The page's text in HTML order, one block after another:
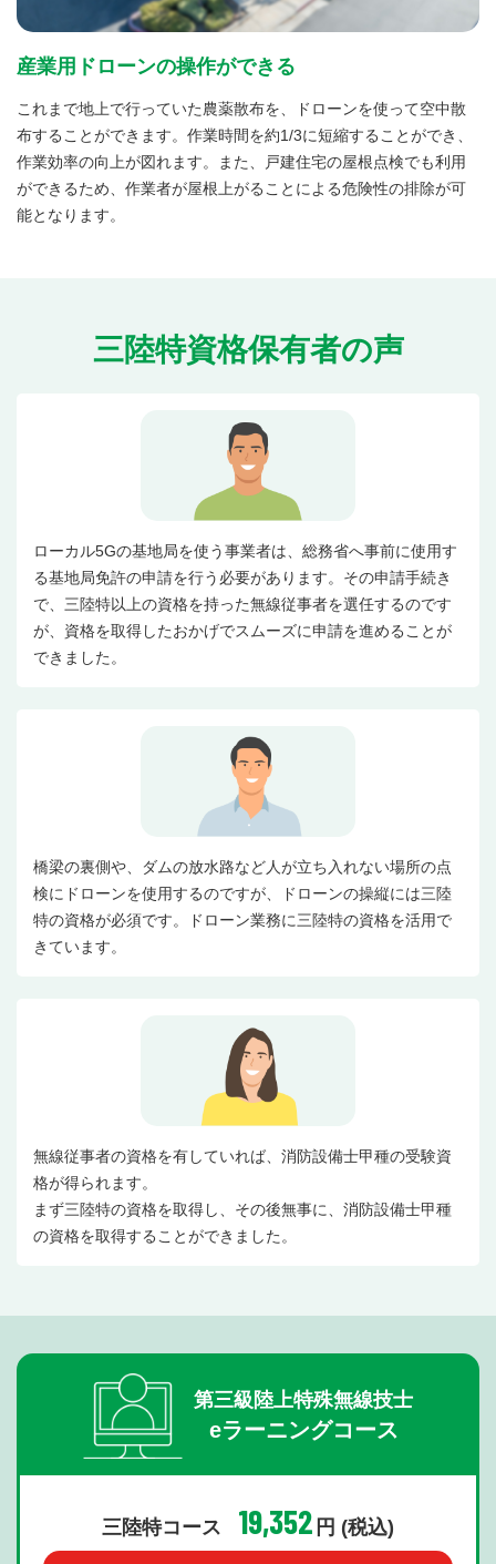
産業用ドローンの操作ができる
これまで地上で行っていた農薬散布を、ドローンを使って空中散
布することができます。作業時間を約1/3に短縮することができ、
作業効率の向上が図れます。また、戸建住宅の屋根点検でも利用
ができるため、作業者が屋根上がることによる危険性の排除が可
能となります。
三陸特資格保有者の声
ローカル5Gの基地局を使う事業者は、総務省へ事前に使用す
る基地局免許の申請を行う必要があります。その申請手続き
で、三陸特以上の資格を持った無線従事者を選任するのです
が、資格を取得したおかげでスムーズに申請を進めることが
できました。
橋梁の裏側や、ダムの放水路など人が立ち入れない場所の点
検にドローンを使用するのですが、ドローンの操縦には三陸
特の資格が必須です。ドローン業務に三陸特の資格を活用で
きています。
無線従事者の資格を有していれば、消防設備士甲種の受験資
格が得られます。
まず三陸特の資格を取得し、その後無事に、消防設備士甲種
の資格を取得することができました。
第三級陸上特殊無線技士
eラーニングコース
三陸特コース 19,352 円 (税込)